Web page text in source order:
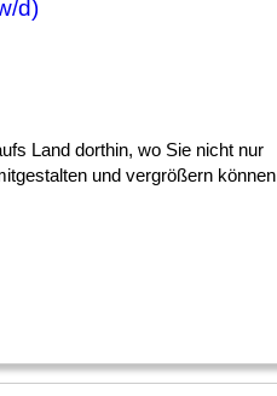
d)
Land dorthin, wo Sie nicht nur
und vergrößern können